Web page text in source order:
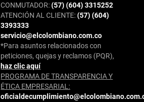
CONMUTADOR:(57) (604) 3315252
ATENCIÓN AL CLIENTE:(57) (604)
3393333
servicio@elcolombiano.com.co
*Para asuntos relacionados con
peticiones, quejas y reclamos (PQR),
haz clic aquí
PROGRAMA DE TRANSPARENCIA Y
ÉTICA EMPRESARIAL: